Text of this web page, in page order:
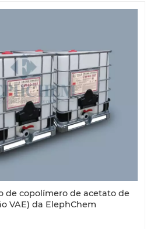
de copolímero de acetato de
VAE) da ElephChem